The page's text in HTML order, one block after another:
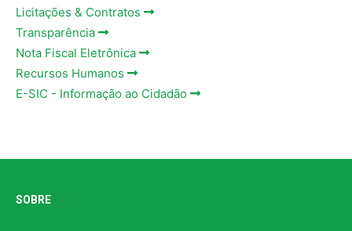
Licitações & Contratos
Transparência
Nota Fiscal Eletrônica
Recursos Humanos
E-SIC - Informação ao Cidadão
SOBRE